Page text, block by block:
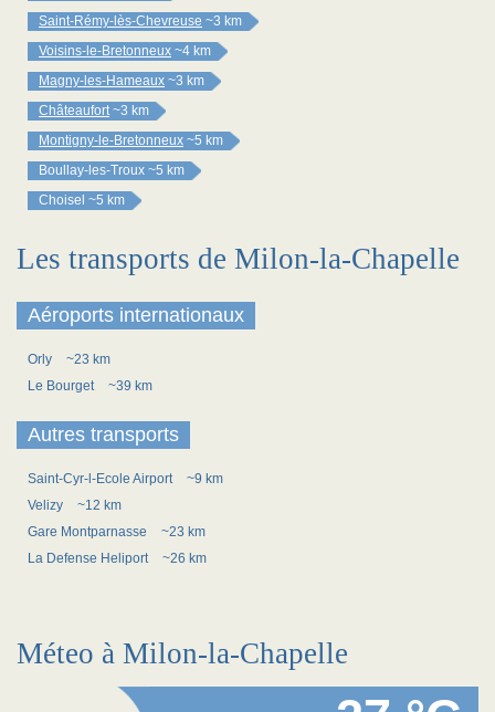
Saint-Rémy-lès-Chevreuse ~3 km
Voisins-le-Bretonneux ~4 km
Magny-les-Hameaux ~3 km
Châteaufort ~3 km
Montigny-le-Bretonneux ~5 km
Boullay-les-Troux ~5 km
Choisel ~5 km
Les transports de Milon-la-Chapelle
Aéroports internationaux
Orly
~23 km
Le Bourget
~39 km
Autres transports
Saint-Cyr-l-Ecole Airport
~9 km
Velizy
~12 km
Gare Montparnasse
~23 km
La Defense Heliport
~26 km
Méteo à Milon-la-Chapelle